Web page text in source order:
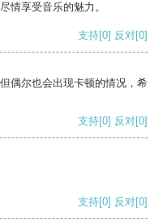
情享受音乐的魅力。
支持[0] 反对[0]
偶尔也会出现卡顿的情况，希
支持[0] 反对[0]
支持[0] 反对[0]